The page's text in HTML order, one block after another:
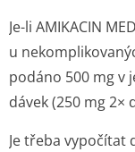
Je-li AMIKACIN
u
podáno 500 mg v
dávek (250 mg 2×
Je třeba vypočítat